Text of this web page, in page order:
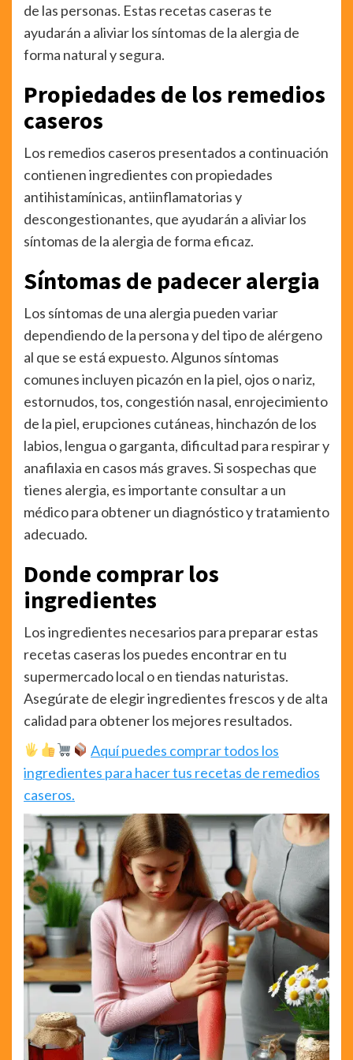
de las personas. Estas recetas caseras te
ayudarán a aliviar los síntomas de la alergia de
forma natural y segura.
Propiedades de los remedios
caseros
Los remedios caseros presentados a continuación
contienen ingredientes con propiedades
antihistamínicas, antiinflamatorias y
descongestionantes, que ayudarán a aliviar los
síntomas de la alergia de forma eficaz.
Síntomas de padecer alergia
Los síntomas de una alergia pueden variar
dependiendo de la persona y del tipo de alérgeno
al que se está expuesto. Algunos síntomas
comunes incluyen picazón en la piel, ojos o nariz,
estornudos, tos, congestión nasal, enrojecimiento
de la piel, erupciones cutáneas, hinchazón de los
labios, lengua o garganta, dificultad para respirar y
anafilaxia en casos más graves. Si sospechas que
tienes alergia, es importante consultar a un
médico para obtener un diagnóstico y tratamiento
adecuado.
Donde comprar los
ingredientes
Los ingredientes necesarios para preparar estas
recetas caseras los puedes encontrar en tu
supermercado local o en tiendas naturistas.
Asegúrate de elegir ingredientes frescos y de alta
calidad para obtener los mejores resultados.
Aquí puedes comprar todos los
ingredientes para hacer tus recetas de remedios
caseros.